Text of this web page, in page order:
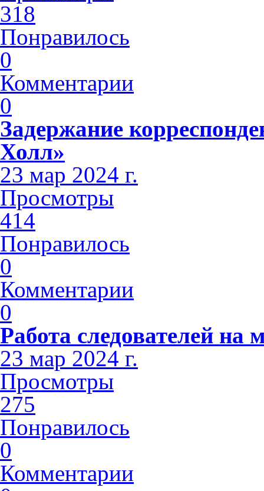
318
Понравилось
0
Комментарии
0
Задержание
Холл»
23 мар 2024 г.
Просмотры
414
Понравилось
0
Комментарии
0
Работа следователей на
23 мар 2024 г.
Просмотры
275
Понравилось
0
Комментарии